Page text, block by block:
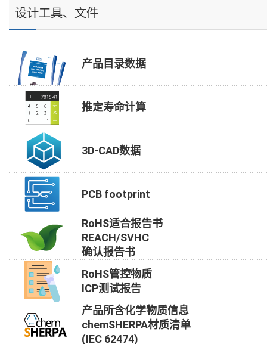
设计工具、文件
产品目录数据
推定寿命计算
3D-CAD数据
PCB footprint
RoHS适合报告书
REACH/SVHC
确认报告书
RoHS管控物质
ICP测试报告
产品所含化学物质信息
chemSHERPA材质清单
(IEC 62474)